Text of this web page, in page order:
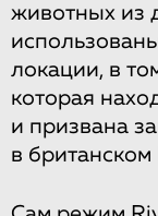
животных из
локации, в
которая
и призвана
в